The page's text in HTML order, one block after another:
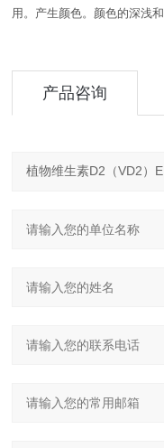
用。产生颜色。颜色的深浅
产品咨询